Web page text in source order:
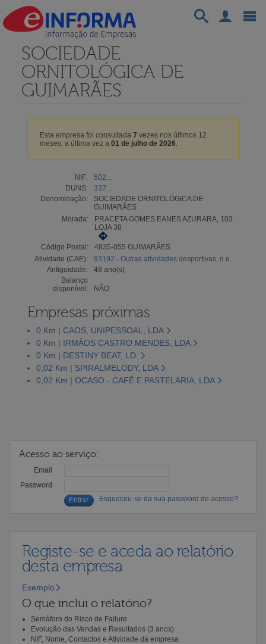
SOCIEDADE
ORNITOLÓGICA DE
GUIMARÃES
Esta empresa foi consultada 7 vezes nos últimos 12
meses, a última vez a 01 de julho de 2026.
NIF:
502...
DUNS:
337...
Denominação:
SOCIEDADE ORNITOLÓGICA DE
GUIMARÃES
Morada:
PRACETA GOMES EANES AZURARA, 103
LOJA 38
Código Postal:
4835-055 GUIMARÃES
Atividade (CAE):
93192 - Outras atividades desportivas, n.e.
Antiguidade:
48 ano(s)
Balanço
disponível:
NÃO
Empresas próximas
0 Km | CAOS, UNIPESSOAL, LDA
0 Km | IRMÃOS CASTRO MENDES, LDA
0 Km | DESTINY BEAT, LD.
0,02 Km | SPIRALMELODY, LDA
0,02 Km | OCASO - CAFÉ E PASTELARIA, LDA
Acesso ao serviço:
Email
Password
Esqueceu-se da sua password de acesso?
Registe-se e aceda ao relatório
desta empresa
Exemplo
O que inclui o relatório?
Semáforo do Risco de Failure
Evolução das Vendas e Resultados (3 anos)
NIF, Nome, Contactos e Atividade da empresa